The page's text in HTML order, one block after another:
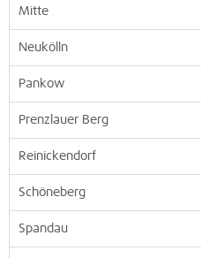
Mitte
Neukölln
Pankow
Prenzlauer Berg
Reinickendorf
Schöneberg
Spandau